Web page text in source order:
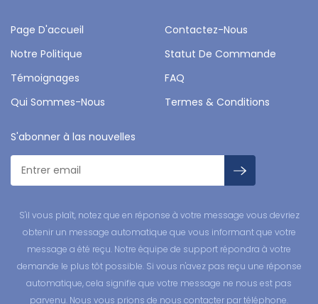
Page D'accueil
Contactez-Nous
Notre Politique
Statut De Commande
Témoignages
FAQ
Qui Sommes-Nous
Termes & Conditions
S'abonner à las nouvelles
S'il vous plaît, notez que en réponse à votre message vous devriez
obtenir un message automatique que vous informant que votre
message a été reçu. Notre équipe de support répondra à votre
demande le plus tôt possible. Si vous n'avez pas reçu une réponse
automatique, cela signifie que votre message ne nous est pas
parvenu. Nous vous prions de nous contacter par téléphone.